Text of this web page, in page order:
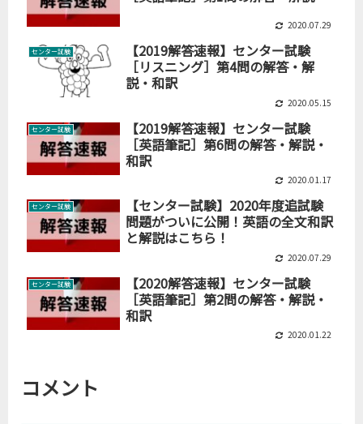
2020.07.29
センター試験
【2019解答速報】センター試験
［リスニング］第4問の解答・解
説・和訳
2020.05.15
センター試験
【2019解答速報】センター試験
［英語筆記］第6問の解答・解説・
和訳
2020.01.17
センター試験
【センター試験】2020年度追試験
問題がついに公開！英語の全文和訳
と解説はこちら！
2020.07.29
センター試験
【2020解答速報】センター試験
［英語筆記］第2問の解答・解説・
和訳
2020.01.22
コメント